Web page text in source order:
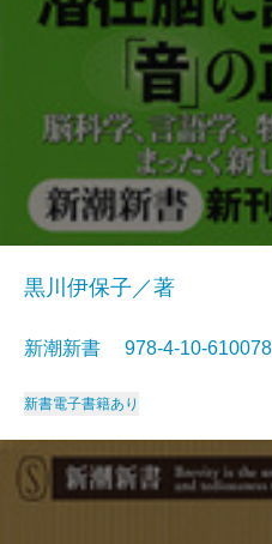
黒川伊保子／著
新潮新書 978-4-10-
新書電子書籍あり